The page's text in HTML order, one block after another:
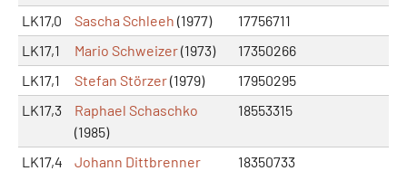
LK17,0
Sascha Schleeh (1977)
17756711
LK17,1
Mario Schweizer(1973)
17350266
LK17,1
Stefan Störzer(1979)
17950295
LK17,3
Raphael Schaschko
(1985)
18553315
LK17,4
Johann Dittbrenner
18350733